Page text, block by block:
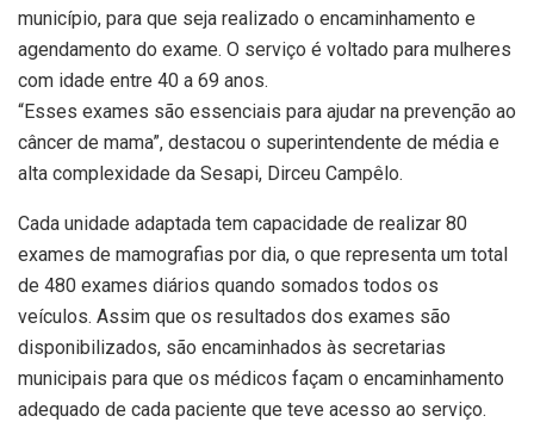
município, para que seja realizado o encaminhamento e
agendamento do exame. O serviço é voltado para mulheres
com idade entre 40 a 69 anos.
“Esses exames são essenciais para ajudar na prevenção ao
câncer de mama”, destacou o superintendente de média e
alta complexidade da Sesapi, Dirceu Campêlo.
Cada unidade adaptada tem capacidade de realizar 80
exames de mamografias por dia, o que representa um total
de 480 exames diários quando somados todos os
veículos. Assim que os resultados dos exames são
disponibilizados, são encaminhados às secretarias
municipais para que os médicos façam o encaminhamento
adequado de cada paciente que teve acesso ao serviço.